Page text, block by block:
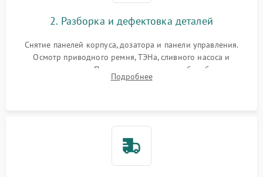
2. Разборка и дефектовка деталей
Снятие панелей корпуса, дозатора и панели управления.
Осмотр приводного ремня, ТЭНа, сливного насоса и
амортизаторов. Проверка подшипников барабана и
крестовины на износ, а манжеты люка на разрывы.
Подробнее